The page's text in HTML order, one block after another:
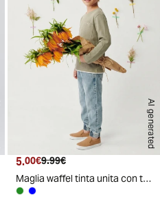
AI generated
Prezzo attuale
5.00€ Prezzo originale
9.99€
Maglia waffel tinta unita con tascone - Verde salvia